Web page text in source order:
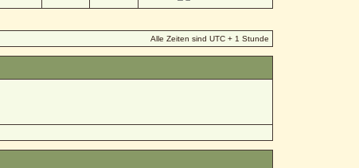
Alle Zeiten sind UTC + 1 Stunde